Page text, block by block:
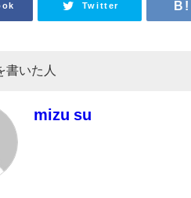
Twitter
書いた人
mizu su